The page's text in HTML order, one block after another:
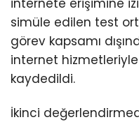
internete erişimine
simüle edilen test
görev kapsamı
internet
kaydedildi.
İkinci